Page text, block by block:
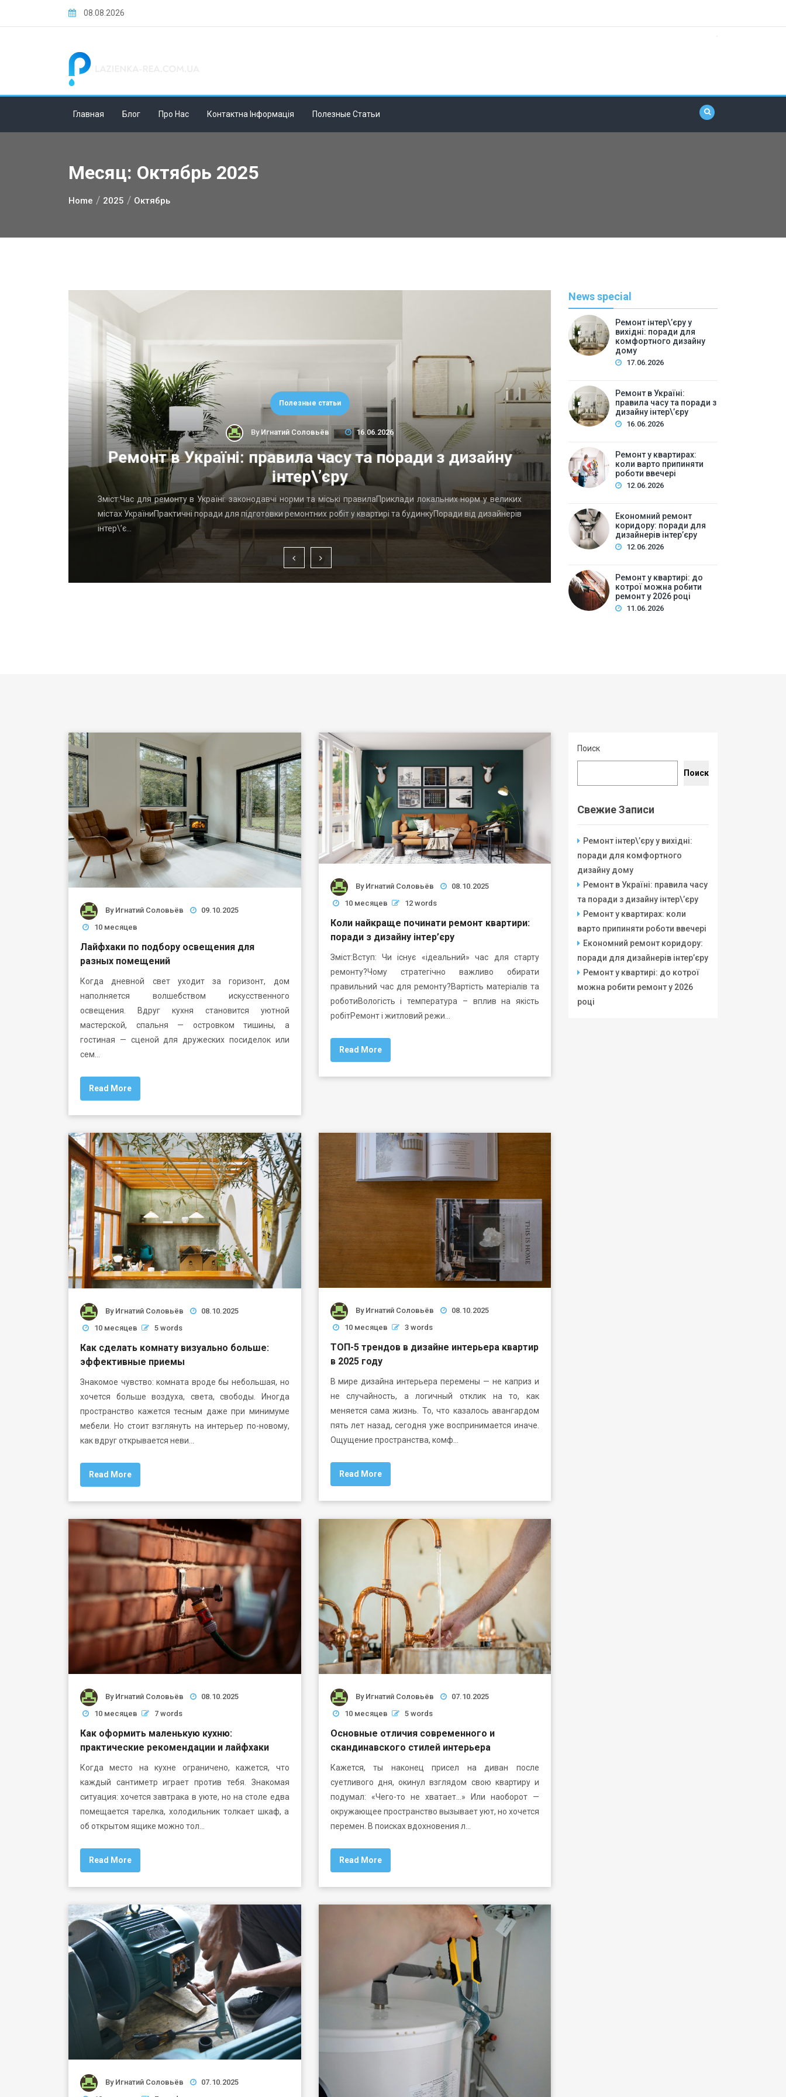
08.08.2026
Главная Блог Про Нас Контактна Інформація Полезные Статьи
Месяц: Октябрь 2025
Home 2025 Октябрь
Полезные статьи
By Игнатий Соловьёв 16.06.2026
Ремонт в Україні: правила часу та поради з дизайну
інтер\’єру
Зміст:Час для ремонту в Україні: законодавчі норми та міські правилаПриклади локальних норм у великих
містах УкраїниПрактичні поради для підготовки ремонтних робіт у квартирі та будинкуПоради від дизайнерів
інтер\’є…
Ремонт у квартирах:
проведення ремонтних робітПриклади локальних
дизайн інтер’єр…
News special
Ремонт інтер\’єру у
вихідні: поради для
комфортного дизайну
дому
17.06.2026
Ремонт в Україні:
правила часу та поради з
дизайну інтер\’єру
16.06.2026
Ремонт у квартирах:
коли варто припиняти
роботи ввечері
12.06.2026
Економний ремонт
коридору: поради для
дизайнерів інтер’єру
12.06.2026
Ремонт у квартирі: до
котрої можна робити
ремонт у 2026 році
11.06.2026
By Игнатий Соловьёв
09.10.2025
10 месяцев
Лайфхаки по подбору освещения для
разных помещений
Когда дневной свет уходит за горизонт, дом
наполняется волшебством искусственного
освещения. Вдруг кухня становится уютной
мастерской, спальня — островком тишины, а
гостиная — сценой для дружеских посиделок или
сем…
Read More
By Игнатий Соловьёв
08.10.2025
10 месяцев
12 words
Коли найкраще починати ремонт квартири:
поради з дизайну інтер’єру
Зміст:Вступ: Чи існує «ідеальний» час для старту
ремонту?Чому стратегічно важливо обирати
правильний час для ремонту?Вартість матеріалів та
роботиВологість і температура – вплив на якість
робітРемонт і житловий режи…
Read More
By Игнатий Соловьёв
08.10.2025
10 месяцев
5 words
Как сделать комнату визуально больше:
эффективные приемы
Знакомое чувство: комната вроде бы небольшая, но
хочется больше воздуха, света, свободы. Иногда
пространство кажется тесным даже при минимуме
мебели. Но стоит взглянуть на интерьер по-новому,
как вдруг открывается неви…
Read More
By Игнатий Соловьёв
08.10.2025
10 месяцев
3 words
ТОП-5 трендов в дизайне интерьера квартир
в 2025 году
В мире дизайна интерьера перемены — не каприз и
не случайность, а логичный отклик на то, как
меняется сама жизнь. То, что казалось авангардом
пять лет назад, сегодня уже воспринимается иначе.
Ощущение пространства, комф…
Read More
By Игнатий Соловьёв
08.10.2025
10 месяцев
7 words
Как оформить маленькую кухню:
практические рекомендации и лайфхаки
Когда место на кухне ограничено, кажется, что
каждый сантиметр играет против тебя. Знакомая
ситуация: хочется завтрака в уюте, но на столе едва
помещается тарелка, холодильник толкает шкаф, а
об открытом ящике можно тол…
Read More
By Игнатий Соловьёв
07.10.2025
10 месяцев
5 words
Основные отличия современного и
скандинавского стилей интерьера
Кажется, ты наконец присел на диван после
суетливого дня, окинул взглядом свою квартиру и
подумал: «Чего-то не хватает…» Или наоборот —
окружающее пространство вызывает уют, но хочется
перемен. В поисках вдохновения л…
Read More
By Игнатий Соловьёв
07.10.2025
Поиск
Поиск
Свежие Записи
Ремонт інтер\’єру у вихідні:
поради для комфортного
дизайну дому
Ремонт в Україні: правила часу
та поради з дизайну інтер\’єру
Ремонт у квартирах: коли
варто припиняти роботи ввечері
Економний ремонт коридору:
поради для дизайнерів інтер’єру
Ремонт у квартирі: до котрої
можна робити ремонт у 2026
році